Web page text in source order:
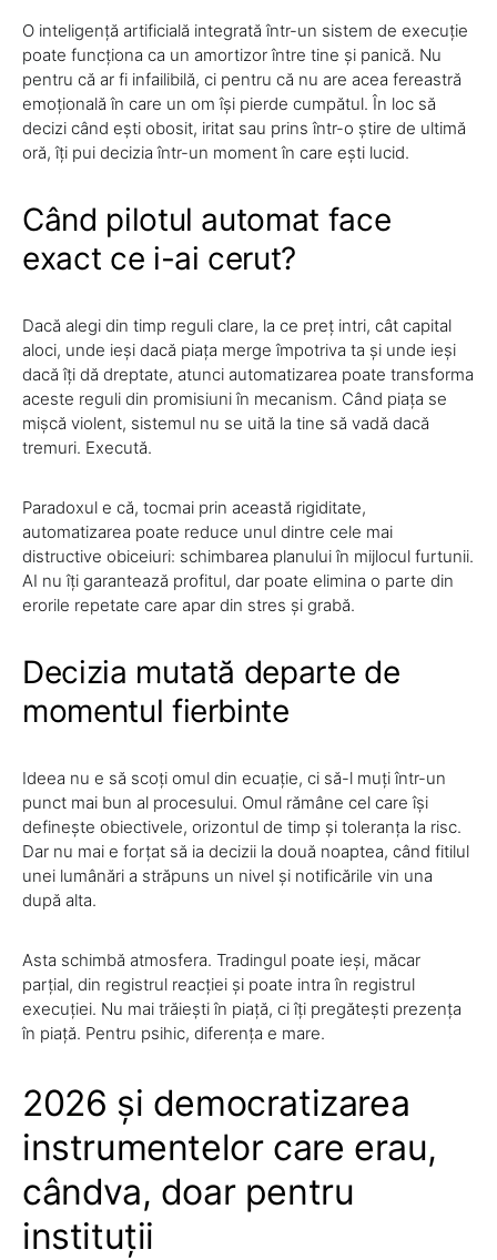
O inteligență artificială integrată într-un sistem de execuție
poate funcționa ca un amortizor între tine și panică. Nu
pentru că ar fi infailibilă, ci pentru că nu are acea fereastră
emoțională în care un om își pierde cumpătul. În loc să
decizi când ești obosit, iritat sau prins într-o știre de ultimă
oră, îți pui decizia într-un moment în care ești lucid.
Când pilotul automat face
exact ce i-ai cerut?
Dacă alegi din timp reguli clare, la ce preț intri, cât capital
aloci, unde ieși dacă piața merge împotriva ta și unde ieși
dacă îți dă dreptate, atunci automatizarea poate transforma
aceste reguli din promisiuni în mecanism. Când piața se
mișcă violent, sistemul nu se uită la tine să vadă dacă
tremuri. Execută.
Paradoxul e că, tocmai prin această rigiditate,
automatizarea poate reduce unul dintre cele mai
distructive obiceiuri: schimbarea planului în mijlocul furtunii.
AI nu îți garantează profitul, dar poate elimina o parte din
erorile repetate care apar din stres și grabă.
Decizia mutată departe de
momentul fierbinte
Ideea nu e să scoți omul din ecuație, ci să-l muți într-un
punct mai bun al procesului. Omul rămâne cel care își
definește obiectivele, orizontul de timp și toleranța la risc.
Dar nu mai e forțat să ia decizii la două noaptea, când fitilul
unei lumânări a străpuns un nivel și notificările vin una
după alta.
Asta schimbă atmosfera. Tradingul poate ieși, măcar
parțial, din registrul reacției și poate intra în registrul
execuției. Nu mai trăiești în piață, ci îți pregătești prezența
în piață. Pentru psihic, diferența e mare.
2026 și democratizarea
instrumentelor care erau,
cândva, doar pentru
instituții